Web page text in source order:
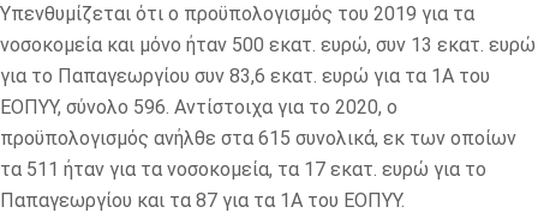
Υπενθυμίζεται ότι ο προϋπολογισμός του 2019 για τα
νοσοκομεία και μόνο ήταν 500 εκατ. ευρώ, συν 13 εκατ. ευρώ
για το Παπαγεωργίου συν 83,6 εκατ. ευρώ για τα 1Α του
ΕΟΠΥΥ, σύνολο 596. Αντίστοιχα για το 2020, ο
προϋπολογισμός ανήλθε στα 615 συνολικά, εκ των οποίων
τα 511 ήταν για τα νοσοκομεία, τα 17 εκατ. ευρώ για το
Παπαγεωργίου και τα 87 για τα 1Α του ΕΟΠΥΥ.